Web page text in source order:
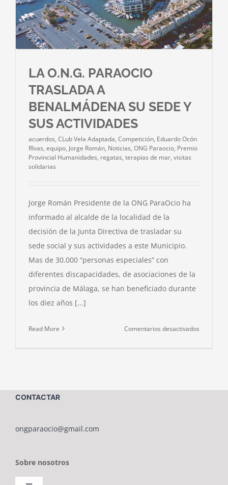
LA O.N.G. PARAOCIO
TRASLADA A
BENALMÁDENA SU SEDE Y
SUS ACTIVIDADES
acuerdos, CLub Vela Adaptada, Competición, Eduardo Ocón
RIvas, equipo, Jorge Román, Noticias, ONG Paraocio, Premio
Provincial Humanidades, regatas, terapias de mar, visitas
solidarias
Jorge Román Presidente de la ONG ParaOcio ha
informado al alcalde de la localidad de la
decisión de la Junta Directiva de trasladar su
sede social y sus actividades a este Municipio.
Mas de 30.000 “personas especiales” con
diferentes discapacidades, de asociaciones de la
provincia de Málaga, se han beneficiado durante
los diez años [...]
Read More Comentarios desactivados
A
CONTACTAR
ongparaocio@gmail.com
Sobre nosotros